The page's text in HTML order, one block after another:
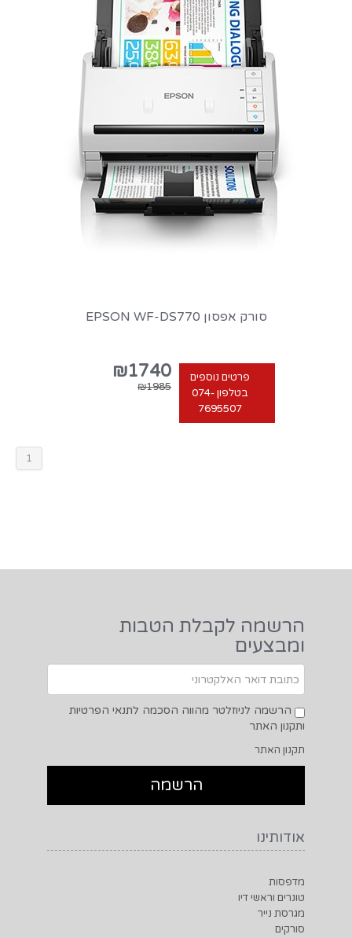
סורק אפסון EPSON WF-DS770
פרטים נוספים
בטלפון 074-
7695507
₪1740
₪1985
1
הרשמה לקבלת הטבות
ומבצעים
הרשמה לניוזלטר מהווה הסכמה לתנאי הפרטיות
ותקנון האתר
תקנון האתר
אודותינו
מדפסות
טונרים וראשי דיו
מגרסת נייר
סורקים